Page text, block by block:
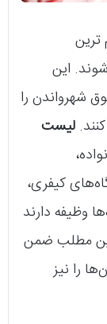
ترین
این
شهرواندن را
لیست
کیفری،
وظیفه دارند
مطلب ضمن
را نیز